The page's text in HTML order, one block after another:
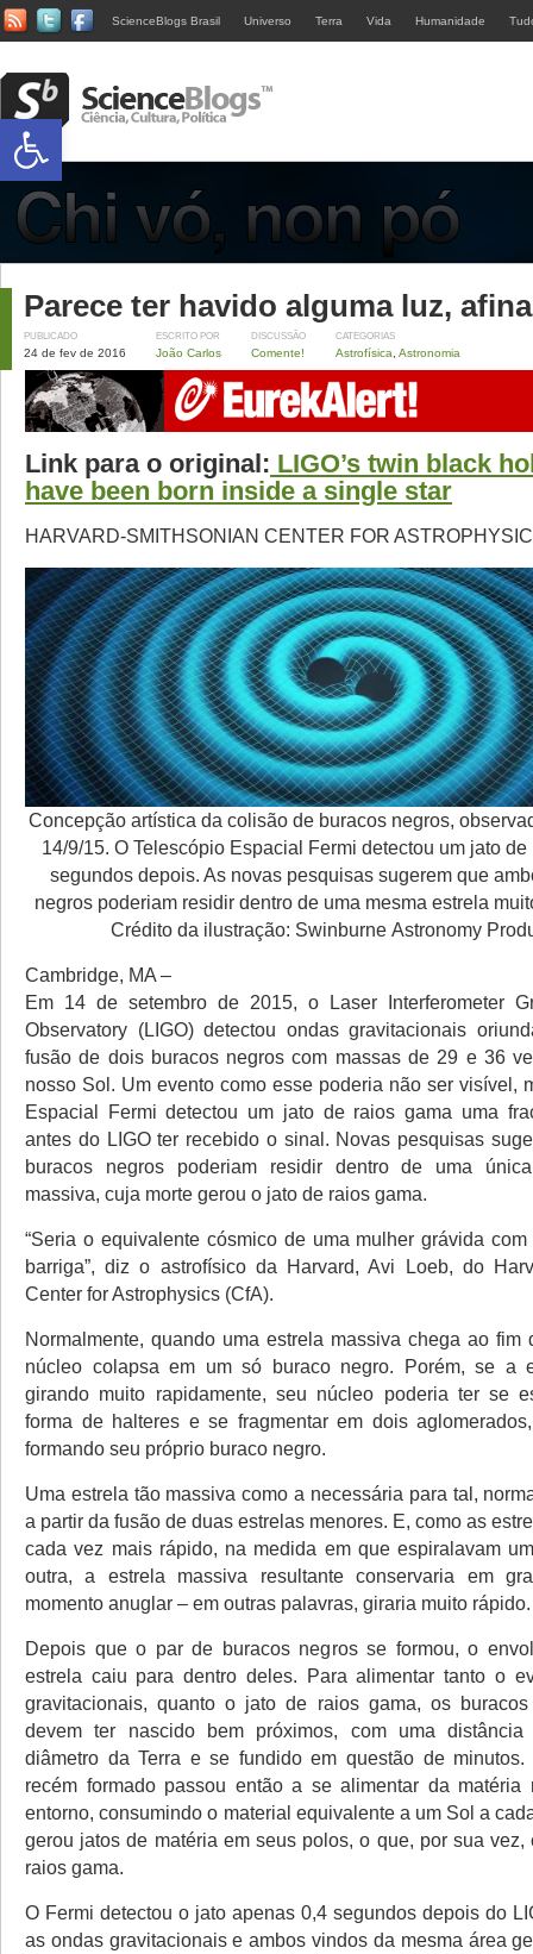
ScienceBlogs Brasil Universo Terra Vida Humanidade
Parece ter havido alguma luz,
PUBLICADO
24 de fev de 2016
ESCRITO POR
João Carlos
DISCUSSÃO
Comente!
CATEGORIAS
Astrofísica Astronomia
Link para o original: LIGO’s twin black
have been born inside a single star
HARVARD-SMITHSONIAN CENTER FOR
Concepção artística da colisão de buracos negros,
14/9/15. O Telescópio Espacial Fermi detectou um jato
segundos depois. As novas pesquisas sugerem que
negros poderiam residir dentro de uma mesma estrela
Crédito da ilustração: Swinburne Astronomy
Cambridge, MA –
Em 14 de setembro de 2015, o Laser Interferometer
Observatory (LIGO) detectou ondas gravitacionais
fusão de dois buracos negros com massas de 29 e 36
nosso Sol. Um evento como esse poderia não ser visível,
Espacial Fermi detectou um jato de raios gama uma
antes do LIGO ter recebido o sinal. Novas pesquisas
buracos negros poderiam residir dentro de uma
massiva, cuja morte gerou o jato de raios gama.
“Seria o equivalente cósmico de uma mulher grávida
barriga”, diz o astrofísico da Harvard, Avi Loeb, do
Center for Astrophysics (CfA).
Normalmente, quando uma estrela massiva chega ao fim
núcleo colapsa em um só buraco negro. Porém, se a
girando muito rapidamente, seu núcleo poderia ter se
forma de halteres e se fragmentar em dois
formando seu próprio buraco negro.
Uma estrela tão massiva como a necessária para tal,
a partir da fusão de duas estrelas menores. E, como as
cada vez mais rápido, na medida em que espiralavam
outra, a estrela massiva resultante conservaria em
momento anuglar – em outras palavras, giraria muito rápido.
Depois que o par de buracos negros se formou, o
estrela caiu para dentro deles. Para alimentar tanto o
gravitacionais, quanto o jato de raios gama, os
devem ter nascido bem próximos, com uma
diâmetro da Terra e se fundido em questão de
recém formado passou então a se alimentar da matéria
entorno, consumindo o material equivalente a um Sol a
gerou jatos de matéria em seus polos, o que, por sua vez,
raios gama.
O Fermi detectou o jato apenas 0,4 segundos depois do
as ondas gravitacionais e ambos vindos da mesma área
Abrir a barra de ferramentas